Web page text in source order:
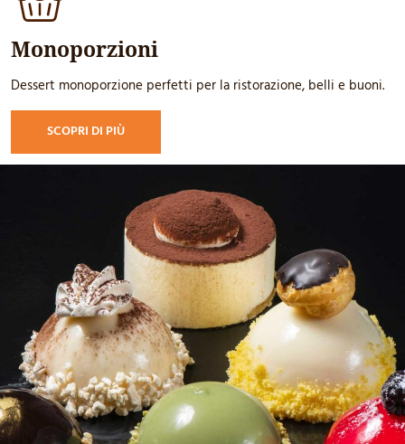
Monoporzioni
Dessert monoporzione perfetti per la ristorazione, belli e buoni.
SCOPRI DI PIÙ